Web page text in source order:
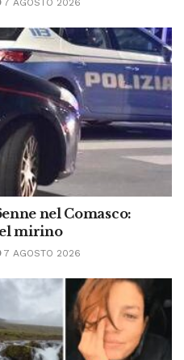
nel Comasco:
mirino
7 AGOSTO 2026